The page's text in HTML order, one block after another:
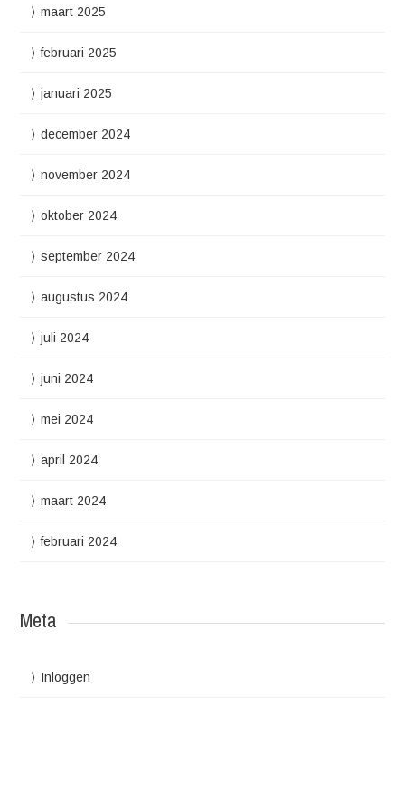
maart 2025
februari 2025
januari 2025
december 2024
november 2024
oktober 2024
september 2024
augustus 2024
juli 2024
juni 2024
mei 2024
april 2024
maart 2024
februari 2024
Meta
Inloggen